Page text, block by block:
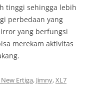
tinggi sehingga lebih
perbedaan yang
yang berfungsi
merekam aktivitas
Ertiga, Jimny,XL7